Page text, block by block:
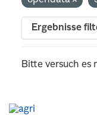
Ergebnisse
Bitte versuch es